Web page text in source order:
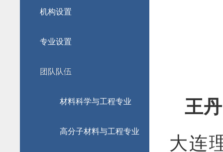
机构设置
专业设置
团队队伍
材料科学与工程专业
高分子材料与工程专业
王
大连